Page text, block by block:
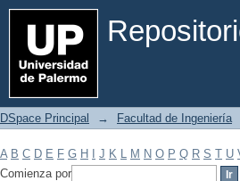
Filtrar por: Materia
DSpace Principal → Facultad de Ingeniería
A B C D E F G H J K L M N O P Q R S T U
Comienza por